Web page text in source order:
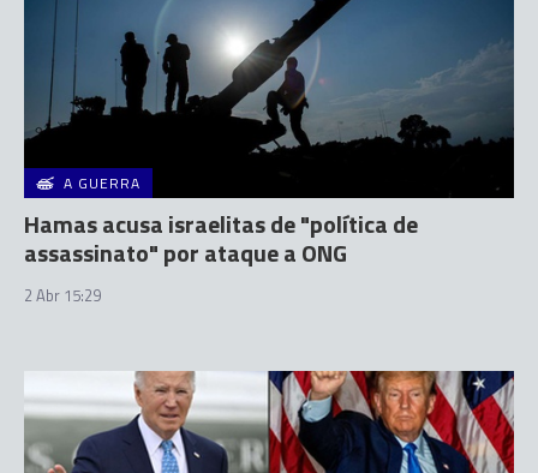
A GUERRA
Hamas acusa israelitas de "política de
assassinato" por ataque a ONG
2 Abr 15:29